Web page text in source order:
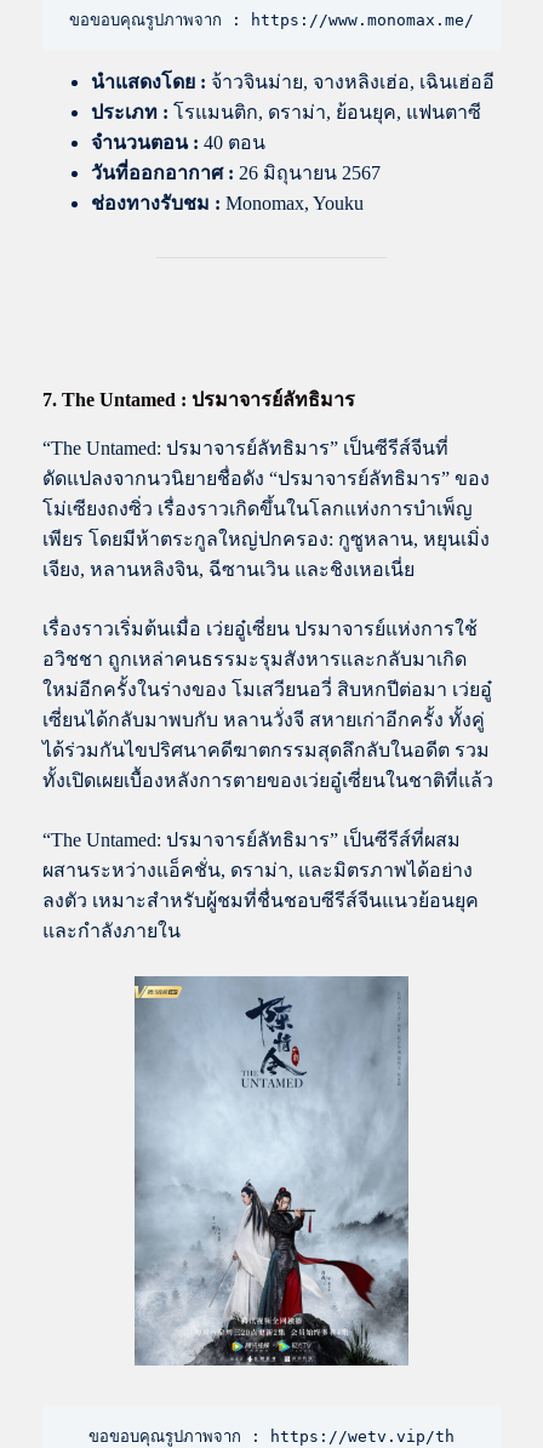
ขอขอบคุณรูปภาพจาก : https://www.monomax.me/
นำแสดงโดย : จ้าวจินม่าย, จางหลิงเฮ่อ, เฉินเฮ่ออี
ประเภท : โรแมนติก, ดราม่า, ย้อนยุค, แฟนตาซี
จำนวนตอน : 40 ตอน
วันที่ออกอากาศ : 26 มิถุนายน 2567
ช่องทางรับชม : Monomax, Youku
7. The Untamed : ปรมาจารย์ลัทธิมาร
“The Untamed: ปรมาจารย์ลัทธิมาร” เป็นซีรีส์จีนที่
ดัดแปลงจากนวนิยายชื่อดัง “ปรมาจารย์ลัทธิมาร” ของ
โม่เซียงถงซิ่ว เรื่องราวเกิดขึ้นในโลกแห่งการบำเพ็ญ
เพียร โดยมีห้าตระกูลใหญ่ปกครอง: กูซูหลาน, หยุนเมิ่ง
เจียง, หลานหลิงจิน, ฉีซานเวิน และชิงเหอเนี่ย
เรื่องราวเริ่มต้นเมื่อ เว่ยอู๋เซี่ยน ปรมาจารย์แห่งการใช้
อวิชชา ถูกเหล่าคนธรรมะรุมสังหารและกลับมาเกิด
ใหม่อีกครั้งในร่างของ โมเสวียนอวี่ สิบหกปีต่อมา เว่ยอู๋
เซี่ยนได้กลับมาพบกับ หลานวั่งจี สหายเก่าอีกครั้ง ทั้งคู่
ได้ร่วมกันไขปริศนาคดีฆาตกรรมสุดลึกลับในอดีต รวม
ทั้งเปิดเผยเบื้องหลังการตายของเว่ยอู๋เซี่ยนในชาติที่แล้ว
“The Untamed: ปรมาจารย์ลัทธิมาร” เป็นซีรีส์ที่ผสม
ผสานระหว่างแอ็คชั่น, ดราม่า, และมิตรภาพได้อย่าง
ลงตัว เหมาะสำหรับผู้ชมที่ชื่นชอบซีรีส์จีนแนวย้อนยุค
และกำลังภายใน
ขอขอบคุณรูปภาพจาก : https://wetv.vip/th